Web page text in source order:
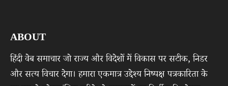
ABOUT
हिंदी वेब समाचार जो राज्य और विदेशों में विकास पर सटीक, निडर
और सत्य विचार देगा। हमारा एकमात्र उद्देश्य निष्पक्ष पत्रकारिता के